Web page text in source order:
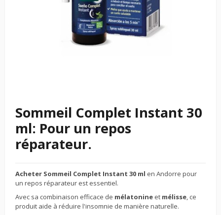
Sommeil Complet Instant 30
ml: Pour un repos
réparateur.
Acheter Sommeil Complet Instant 30 ml en Andorre pour
un repos réparateur est essentiel.
Avec sa combinaison efficace de mélatonine et mélisse, ce
produit aide à réduire l'insomnie de manière naturelle.